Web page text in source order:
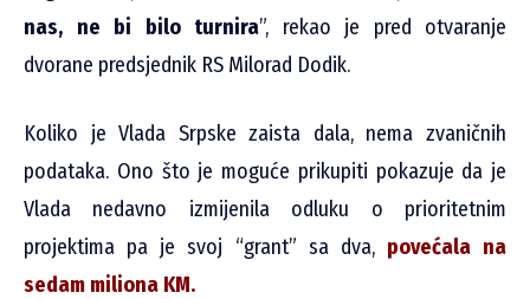
nas, ne bi bilo turnira”, rekao je pred otvaranje
dvorane predsjednik RS Milorad Dodik.
Koliko je Vlada Srpske zaista dala, nema zvaničnih
podataka. Ono što je moguće prikupiti pokazuje da je
Vlada nedavno izmijenila odluku o prioritetnim
projektima pa je svoj “grant” sa dva, povećala na
sedam miliona KM.